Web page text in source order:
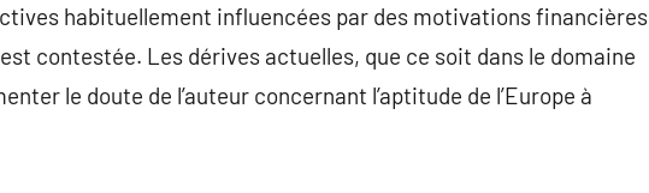
habituellement influencées par des motivations financières
contestée. Les dérives actuelles, que ce soit dans le domaine
le doute de l’auteur concernant l’aptitude de l’Europe à